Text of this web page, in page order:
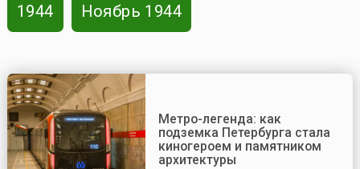
1944 Ноябрь 1944
Метро-легенда: как
подземка Петербурга стала
киногероем и памятником
архитектуры